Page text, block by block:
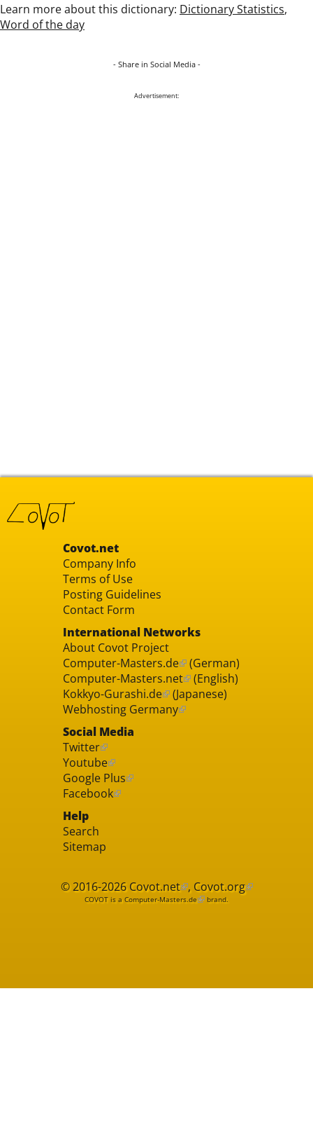
Learn more about this dictionary: Dictionary Statistics,
Word of the day
- Share in Social Media -
Advertisement:
Covot.net
Company Info
Terms of Use
Posting Guidelines
Contact Form
International Networks
About Covot Project
Computer-Masters.de (German)
Computer-Masters.net (English)
Kokkyo-Gurashi.de (Japanese)
Webhosting Germany
Social Media
Twitter
Youtube
Google Plus
Facebook
Help
Search
Sitemap
© 2016-2026Covot.net , Covot.org
COVOT is a Computer-Masters.de brand.